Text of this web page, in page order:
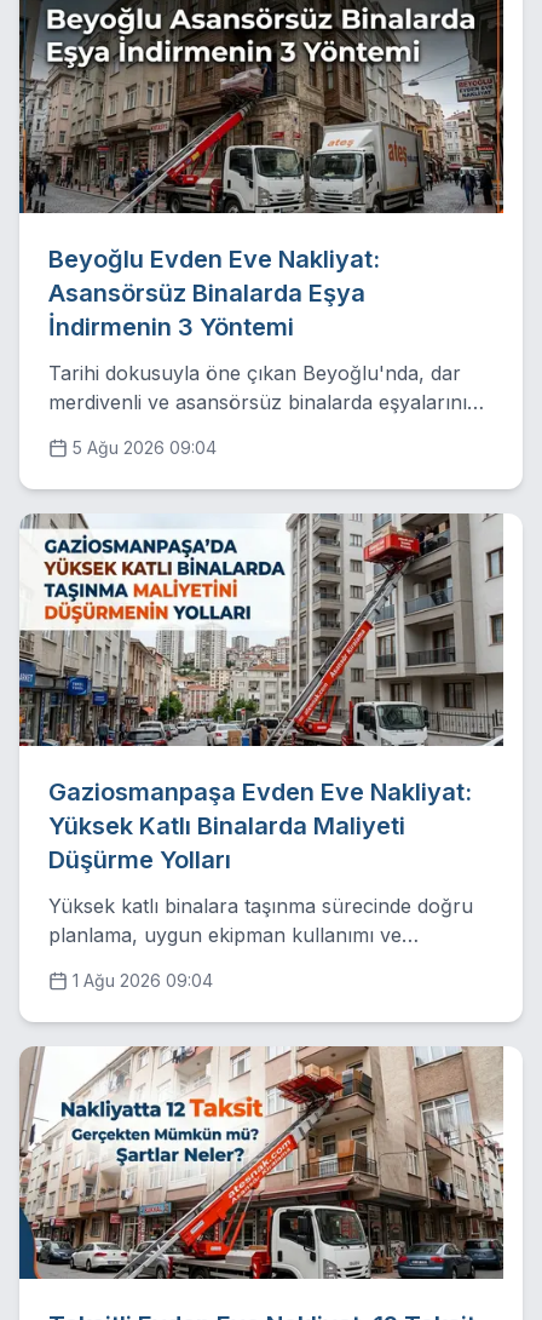
Beyoğlu Evden Eve Nakliyat:
Asansörsüz Binalarda Eşya
İndirmenin 3 Yöntemi
Tarihi dokusuyla öne çıkan Beyoğlu'nda, dar
merdivenli ve asansörsüz binalarda eşyalarınızı
detaylandırıyoruz.
5 Ağu 2026 09:04
Gaziosmanpaşa Evden Eve Nakliyat:
Yüksek Katlı Binalarda Maliyeti
Düşürme Yolları
Yüksek katlı binalara taşınma sürecinde doğru
planlama, uygun ekipman kullanımı ve
nasıl optimize edebileceğinizi derledik.
1 Ağu 2026 09:04